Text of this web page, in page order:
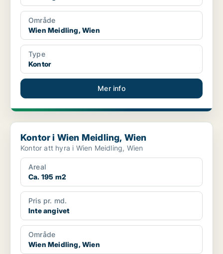
Område
Wien Meidling, Wien
Type
Kontor
Mer info
Kontor i Wien Meidling, Wien
Kontor i Wien Meidling, Wien
Kontor att hyra i Wien Meidling, Wien
Areal
Ca. 195 m2
Pris pr. md.
Inte angivet
Område
Wien Meidling, Wien